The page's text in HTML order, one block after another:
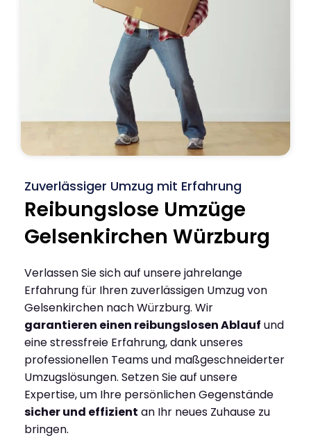
Zuverlässiger Umzug mit Erfahrung
Reibungslose Umzüge
Gelsenkirchen Würzburg
Verlassen Sie sich auf unsere jahrelange
Erfahrung für Ihren zuverlässigen Umzug von
Gelsenkirchen nach Würzburg. Wir
garantieren einen reibungslosen Ablauf und
eine stressfreie Erfahrung, dank unseres
professionellen Teams und maßgeschneiderter
Umzugslösungen. Setzen Sie auf unsere
Expertise, um Ihre persönlichen Gegenstände
sicher und effizient an Ihr neues Zuhause zu
bringen.